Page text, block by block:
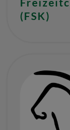
(FSK)